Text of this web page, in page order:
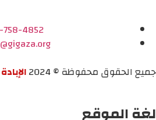
4852
جميع الحقوق محفوظة © 2024
لغة الموقع